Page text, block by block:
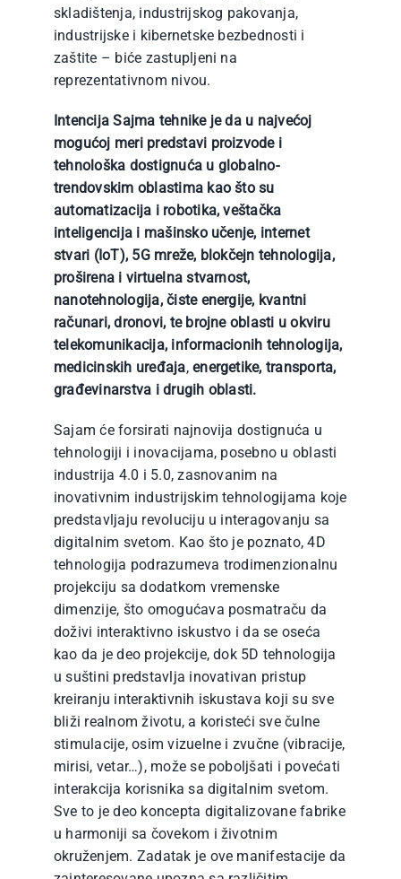
skladištenja, industrijskog pakovanja,
industrijske i kibernetske bezbednosti i
zaštite – biće zastupljeni na
reprezentativnom nivou.
Intencija Sajma tehnike je da u najvećoj
mogućoj meri predstavi proizvode i
tehnološka dostignuća u globalno-
trendovskim oblastima kao što su
automatizacija i robotika, veštačka
inteligencija i mašinsko učenje, internet
stvari (IoT), 5G mreže, blokčejn tehnologija,
proširena i virtuelna stvarnost,
nanotehnologija, čiste energije, kvantni
računari, dronovi, te brojne oblasti u okviru
telekomunikacija, informacionih tehnologija,
medicinskih uređaja,energetike, transporta,
građevinarstva i drugih oblasti.
Sajam će forsirati najnovija dostignuća u
tehnologiji i inovacijama, posebno u oblasti
industrija 4.0 i 5.0, zasnovanim na
inovativnim industrijskim tehnologijama koje
predstavljaju revoluciju u interagovanju sa
digitalnim svetom. Kao što je poznato, 4D
tehnologija podrazumeva trodimenzionalnu
projekciju sa dodatkom vremenske
dimenzije, što omogućava posmatraču da
doživi interaktivno iskustvo i da se oseća
kao da je deo projekcije, dok 5D tehnologija
u suštini predstavlja inovativan pristup
kreiranju interaktivnih iskustava koji su sve
bliži realnom životu, a koristeći sve čulne
stimulacije, osim vizuelne i zvučne (vibracije,
mirisi, vetar…), može se poboljšati i povećati
interakcija korisnika sa digitalnim svetom.
Sve to je deo koncepta digitalizovane fabrike
u harmoniji sa čovekom i životnim
okruženjem. Zadatak je ove manifestacije da